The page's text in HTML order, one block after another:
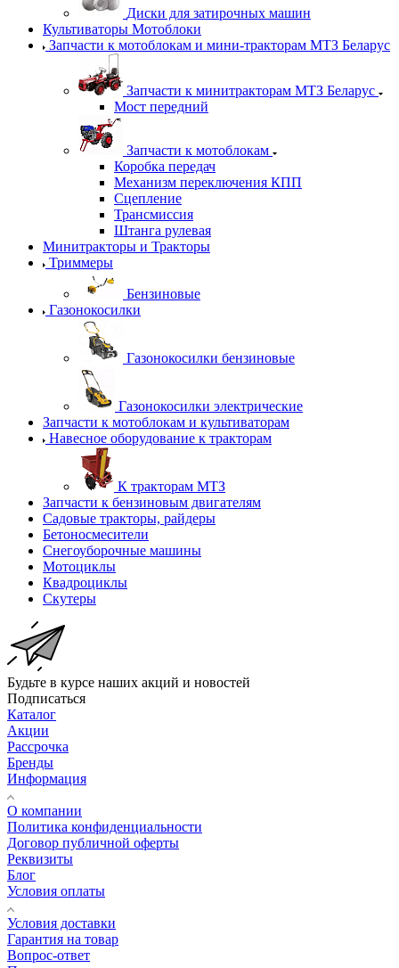
Диски для затирочных машин
Культиваторы Мотоблоки
Запчасти к мотоблокам и мини-тракторам МТЗ Беларус
Запчасти к минитракторам МТЗ Беларус
Мост передний
Запчасти к мотоблокам
Коробка передач
Механизм переключения КПП
Сцепление
Трансмиссия
Штанга рулевая
Минитракторы и Тракторы
Триммеры
Бензиновые
Газонокосилки
Газонокосилки бензиновые
Газонокосилки электрические
Запчасти к мотоблокам и культиваторам
Навесное оборудование к тракторам
К тракторам МТЗ
Запчасти к бензиновым двигателям
Садовые тракторы, райдеры
Бетоносмесители
Снегоуборочные машины
Мотоциклы
Квадроциклы
Скутеры
Будьте в курсе наших акций и новостей
Подписаться
Каталог
Акции
Рассрочка
Бренды
Информация
О компании
Политика конфиденциальности
Договор публичной оферты
Реквизиты
Блог
Условия оплаты
Условия доставки
Гарантия на товар
Вопрос-ответ